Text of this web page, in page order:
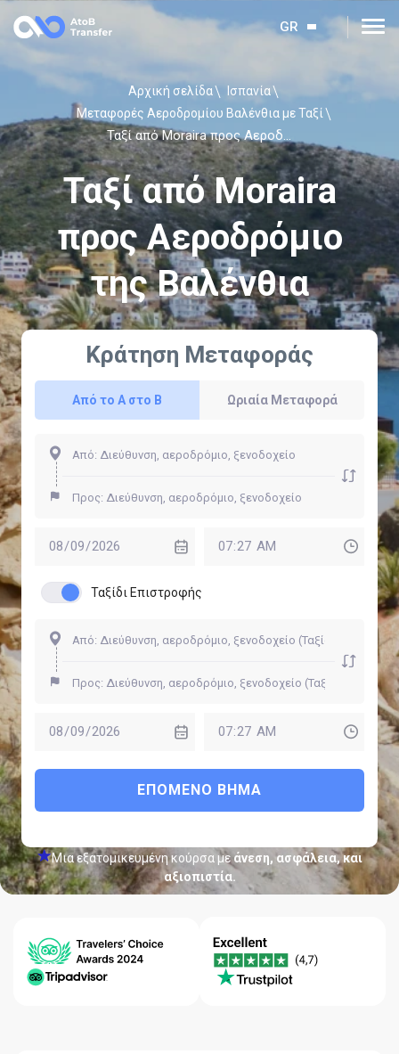
GR
Αρχική σελίδα
Ισπανία
Μεταφορές Αεροδρομίου Βαλένθια με Ταξί
Ταξί από Moraira προς Αεροδρόμιο της Βαλένθια
Ταξί από Moraira
προς Αεροδρόμιο
της Βαλένθια
Κράτηση Μεταφοράς
Από το Α στο Β Ωριαία Μεταφορά
Ταξίδι Επιστροφής
ΕΠΌΜΕΝΟ ΒΉΜΑ
Μια εξατομικευμένη κούρσα μεάνεση, ασφάλεια, και
αξιοπιστία.
βοήθειας
24/7
Χαμηλότερης